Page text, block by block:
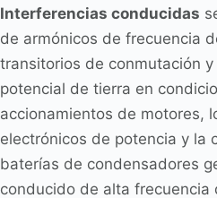
Interferencias conducidas
de armónicos de frecuencia
transitorios de conmutación
potencial de tierra en
accionamientos de motores,
electrónicos de potencia y la
baterías de condensadores
conducido de alta frecuencia